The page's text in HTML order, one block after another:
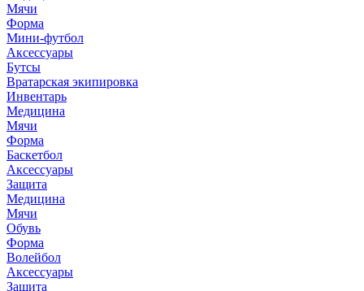
Мячи
Форма
Мини-футбол
Аксессуары
Бутсы
Вратарская экипировка
Инвентарь
Медицина
Мячи
Форма
Баскетбол
Аксессуары
Защита
Медицина
Мячи
Обувь
Форма
Волейбол
Аксессуары
Защита